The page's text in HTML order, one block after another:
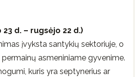
d. – rugsėjo 22 d.)
įvyksta santykių sektoriuje, o
asmeniniame gyvenime.
kuris yra septynerius ar